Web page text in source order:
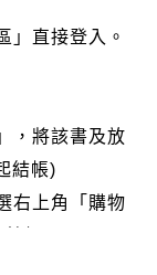
」直接登入。
，將該書及放
結帳)
右上角「購物